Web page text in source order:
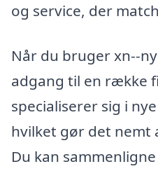
og service, der
Når du bruger xn--
adgang til en række
specialiserer sig i
hvilket gør det nemt
Du kan